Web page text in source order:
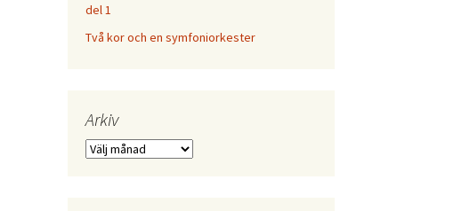
del 1
Två kor och en symfoniorkester
Arkiv
Arkiv